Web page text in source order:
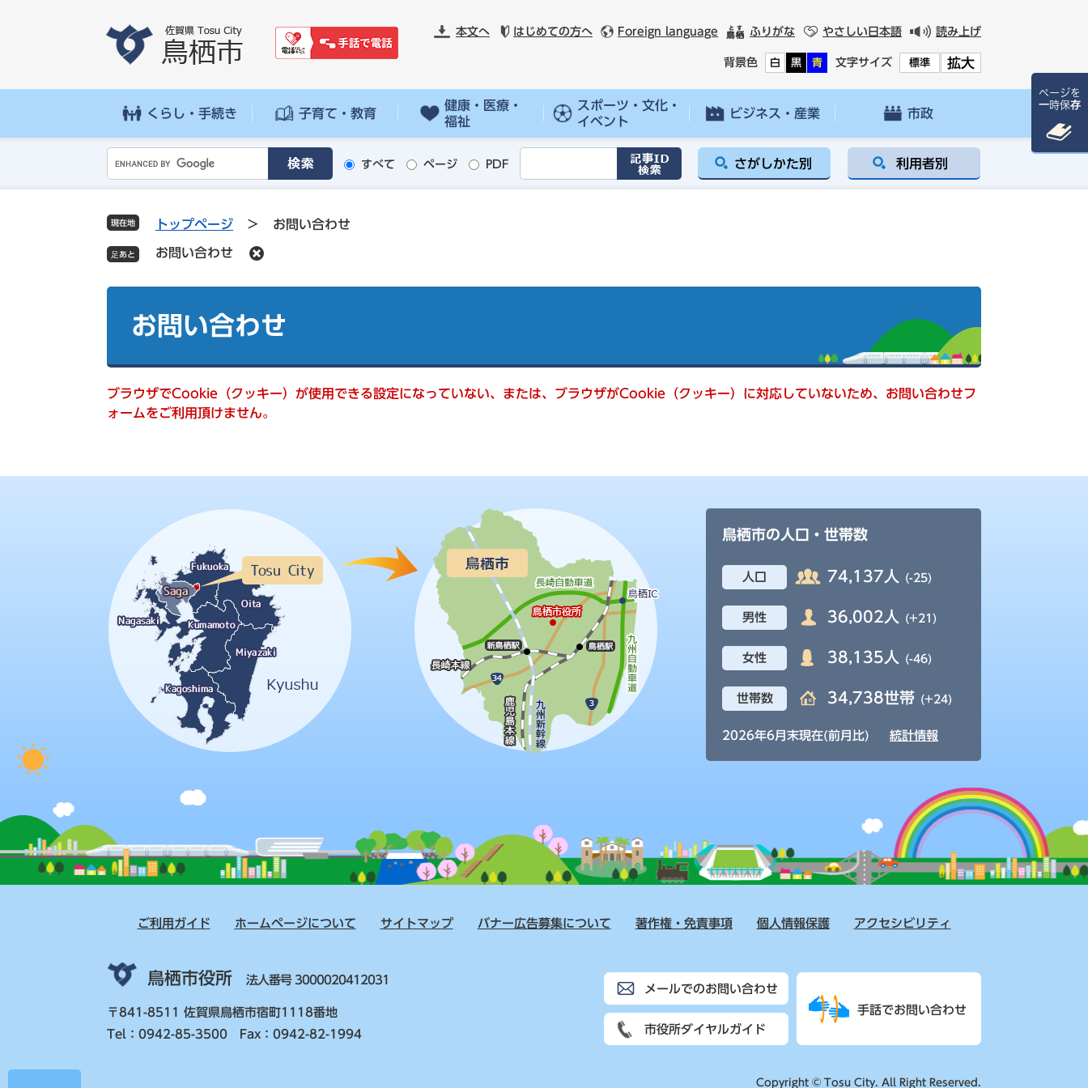
先
を
本文へ はじめての方へ Foreign language ふりがな やさしい日本語 読み上げ
背景色 白 黒 青 文字サイズ 標準 拡大
くらし・手続き 子育て・教育
健康・医療・
福祉
スポーツ・文化・
イベント
ビジネス・産業 市政
o
g
l
e
ス
索
すべて ページ PDF さがしかた別 利用者別
現在地 トップページ > お問い合わせ
お問い合わせ
お問い合わせ
ブラウザでCookie（クッキー）が使用できる設定になっていない、または、ブラウザがCookie（クッキー）に対応していないため、お問い合わせフ
ォームをご利用頂けません。
鳥栖市の人口・世帯数
人口 74,137人 (-25)
男性 36,002人 (+21)
女性 38,135人 (-46)
世帯数 34,738世帯 (+24)
2026年6月末現在(前月比) 統計情報
ご利用ガイド ホームページについて サイトマップ バナー広告募集について 著作権・免責事項 個人情報保護 アクセシビリティ
鳥栖市役所 法人番号 3000020412031
〒841-8511 佐賀県鳥栖市宿町1118番地
Tel：0942-85-3500 Fax：0942-82-1994
メールでのお問い合わせ
市役所ダイヤルガイド
手話でお問い合わせ
Copyright © Tosu City. All Right Reserved.
ページを
一時保存